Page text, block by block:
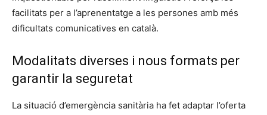
facilitats per a l’aprenentatge a les persones amb més
dificultats comunicatives en català.
Modalitats diverses i nous formats per
garantir la seguretat
La situació d’emergència sanitària ha fet adaptar l’oferta